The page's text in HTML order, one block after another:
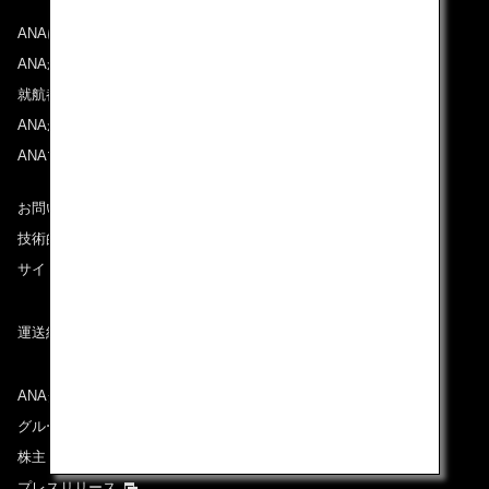
ANAについて
ANAからのお知らせ
就航都市
ANAがお約束する体験
ANAマイレージクラブ
お問い合わせ
技術的なお問い合わせ（推奨環境）
サイトマップ
運送約款
ANAグループについて
グループ企業一覧
株主・投資家情報